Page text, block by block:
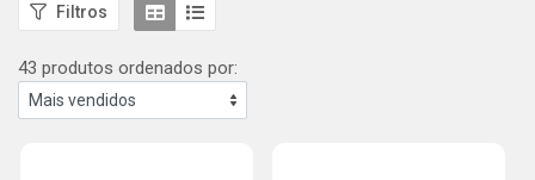
Filtros
43 produtos ordenados por: